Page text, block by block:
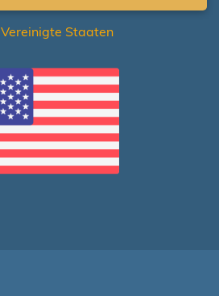
Vereinigte Staaten